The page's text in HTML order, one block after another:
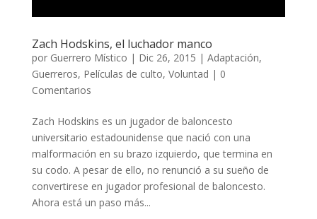
Zach Hodskins, el luchador manco
por Guerrero Místico | Dic 26, 2015 | Adaptación,
Guerreros, Películas de culto, Voluntad | 0
Comentarios
Zach Hodskins es un jugador de baloncesto
universitario estadounidense que nació con una
malformación en su brazo izquierdo, que termina en
su codo. A pesar de ello, no renunció a su sueño de
convertirese en jugador profesional de baloncesto.
Ahora está un paso más...